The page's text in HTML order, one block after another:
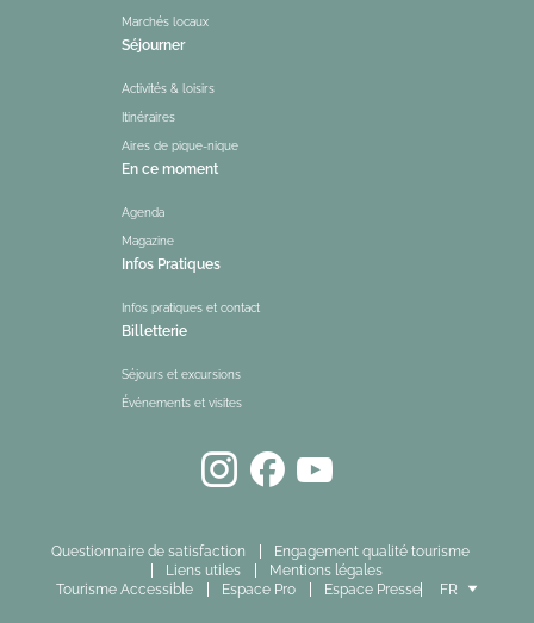
Marchés locaux
Séjourner
Activités & loisirs
Itinéraires
Aires de pique-nique
En ce moment
Agenda
Magazine
Infos Pratiques
Infos pratiques et contact
Billetterie
Séjours et excursions
Événements et visites
Questionnaire de satisfaction
Engagement qualité tourisme
Liens utiles
Mentions légales
Tourisme Accessible
Espace Pro Espace Presse
FR